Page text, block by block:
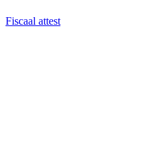
Fiscaal attest